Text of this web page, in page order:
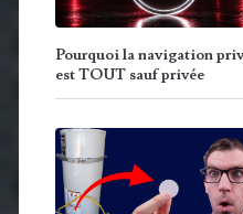
Pourquoi la navigation
est TOUT sauf privée